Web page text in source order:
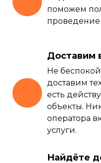
поможем
проведение
Доставим
Не
доставим
есть
объекты.
оператора
услуги.
Найдёте